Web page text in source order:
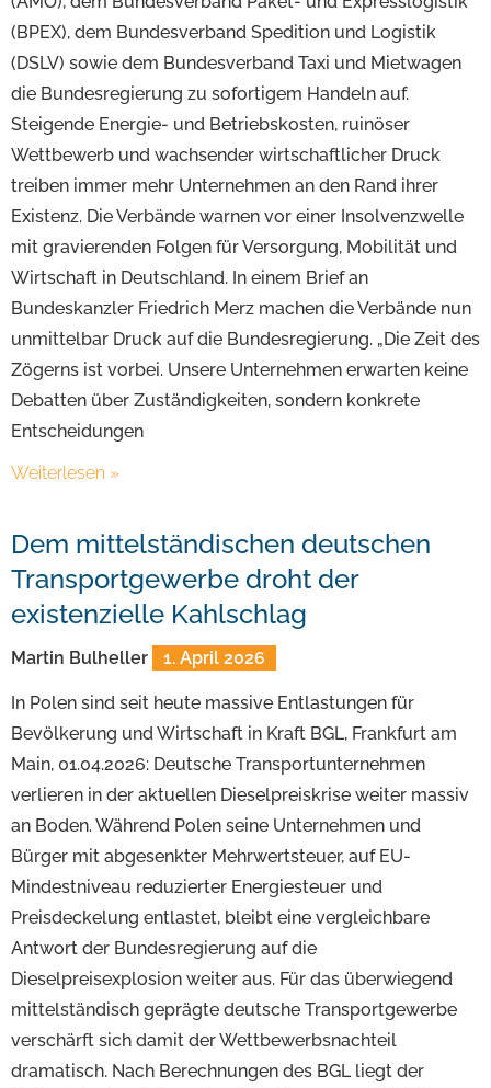
(BPEX), dem Bundesverband Spedition und Logistik
(DSLV) sowie dem Bundesverband Taxi und Mietwagen
die Bundesregierung zu sofortigem Handeln auf.
Steigende Energie- und Betriebskosten, ruinöser
Wettbewerb und wachsender wirtschaftlicher Druck
treiben immer mehr Unternehmen an den Rand ihrer
Existenz. Die Verbände warnen vor einer Insolvenzwelle
mit gravierenden Folgen für Versorgung, Mobilität und
Wirtschaft in Deutschland. In einem Brief an
Bundeskanzler Friedrich Merz machen die Verbände nun
unmittelbar Druck auf die Bundesregierung. „Die Zeit des
Zögerns ist vorbei. Unsere Unternehmen erwarten keine
Debatten über Zuständigkeiten, sondern konkrete
Entscheidungen
Weiterlesen »
Dem mittelständischen deutschen
Transportgewerbe droht der
existenzielle Kahlschlag
Martin Bulheller 1. April 2026
In Polen sind seit heute massive Entlastungen für
Bevölkerung und Wirtschaft in Kraft BGL, Frankfurt am
Main, 01.04.2026: Deutsche Transportunternehmen
verlieren in der aktuellen Dieselpreiskrise weiter massiv
an Boden. Während Polen seine Unternehmen und
Bürger mit abgesenkter Mehrwertsteuer, auf EU-
Mindestniveau reduzierter Energiesteuer und
Preisdeckelung entlastet, bleibt eine vergleichbare
Antwort der Bundesregierung auf die
Dieselpreisexplosion weiter aus. Für das überwiegend
mittelständisch geprägte deutsche Transportgewerbe
verschärft sich damit der Wettbewerbsnachteil
dramatisch. Nach Berechnungen des BGL liegt der